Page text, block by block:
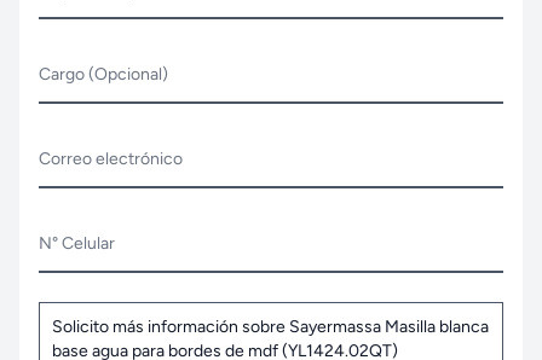
Cargo (Opcional)
Correo electrónico
N° Celular